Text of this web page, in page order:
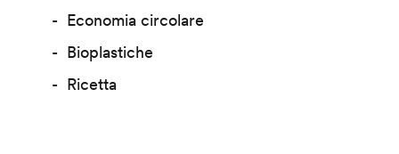
Economia circolare
Bioplastiche
Ricetta